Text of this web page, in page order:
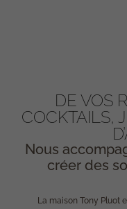
DE VOS
COCKTAILS,
Nous
créer des
La maison Tony Pluot